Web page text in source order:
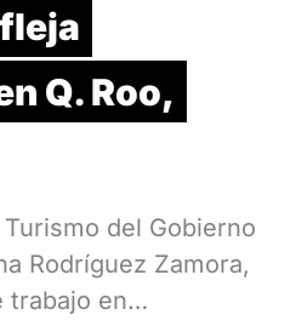
Q. Roo,
del Gobierno
Rodríguez Zamora,
trabajo en…